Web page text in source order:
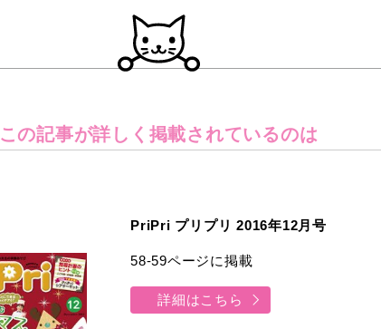
この記事が詳しく 掲載されているのは
PriPri プリプリ 2016年12月号
58-59ページに掲載
詳細はこちら